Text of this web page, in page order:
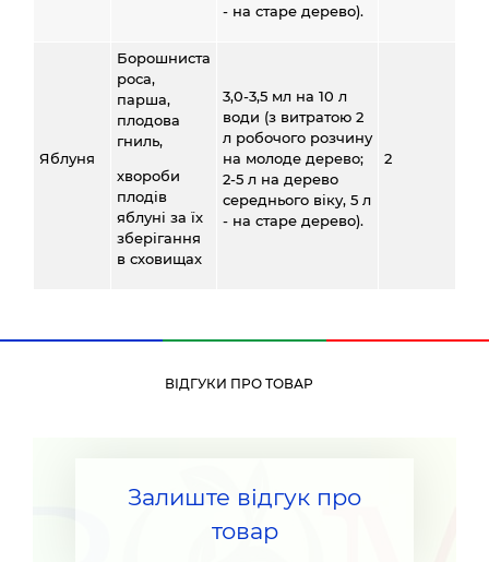
- на старе дерево).
Яблуня
Борошниста
роса,
парша,
плодова
гниль,
хвороби
плодів
яблуні за їх
зберігання
в сховищах
3,0-3,5 мл на 10 л
води (з витратою 2
л робочого розчину
на молоде дерево;
2-5 л на дерево
середнього віку, 5 л
- на старе дерево).
2
ВІДГУКИ ПРО ТОВАР
Залиште відгук про
товар